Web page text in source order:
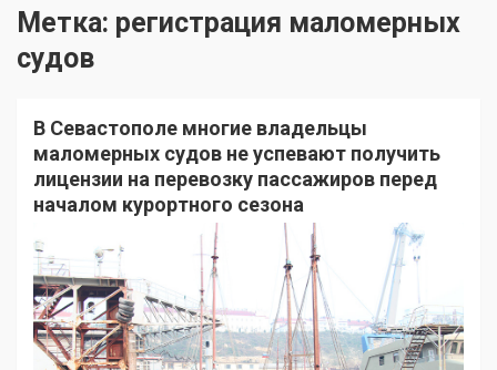
Метка: регистрация маломерных
судов
В Севастополе многие владельцы
маломерных судов не успевают получить
лицензии на перевозку пассажиров перед
началом курортного сезона